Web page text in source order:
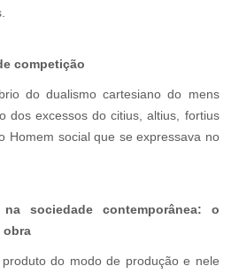
competição
do dualismo cartesiano do mens
dos excessos do citius, altius, fortius
Homem social que se expressava no
sociedade contemporânea: o
obra
do modo de produção e nele